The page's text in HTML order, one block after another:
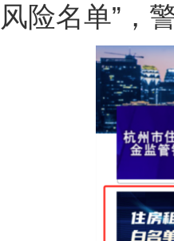
风险名单”，